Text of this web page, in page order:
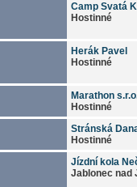
Camp Svatá
Hostinné
Herák Pavel
Hostinné
Marathon
Hostinné
Stránská
Hostinné
Jízdní kola
Jablonec nad